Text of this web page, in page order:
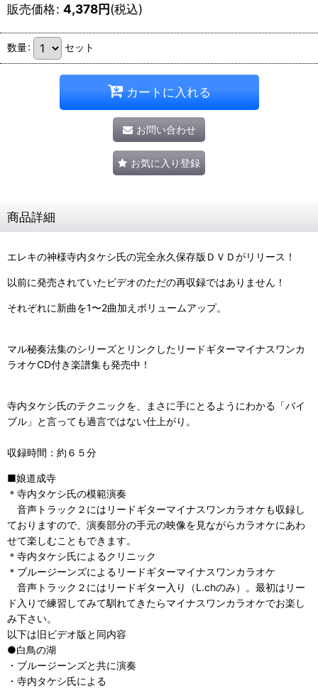
販売価格: 4,378円(税込)
数量: セット
カートに入れる
お問い合わせ
お気に入り登録
商品詳細
エレキの神様寺内タケシ氏の完全永久保存版ＤＶＤがリリース！
以前に発売されていたビデオのただの再収録ではありません！
それぞれに新曲を1〜2曲加えボリュームアップ。
マル秘奏法集のシリーズとリンクしたリードギターマイナスワンカ
ラオケCD付き楽譜集も発売中！
寺内タケシ氏のテクニックを、まさに手にとるようにわかる「バイ
ブル」と言っても過言ではない仕上がり。
収録時間：約６５分
■娘道成寺
＊寺内タケシ氏の模範演奏
音声トラック２にはリードギターマイナスワンカラオケも収録し
ておりますので、演奏部分の手元の映像を見ながらカラオケにあわ
せて楽しむこともできます。
＊寺内タケシ氏によるクリニック
＊ブルージーンズによるリードギターマイナスワンカラオケ
音声トラック２にはリードギター入り（L.chのみ）。最初はリー
ド入りで練習してみて馴れてきたらマイナスワンカラオケでお楽し
み下さい。
以下は旧ビデオ版と同内容
●白鳥の湖
・ブルージーンズと共に演奏
・寺内タケシ氏による